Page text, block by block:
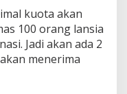
kuota akan
100 orang lansia
Jadi akan ada 2
menerima